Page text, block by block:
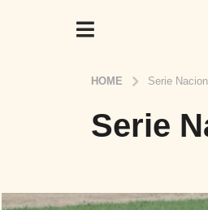
HOME Serie
Serie